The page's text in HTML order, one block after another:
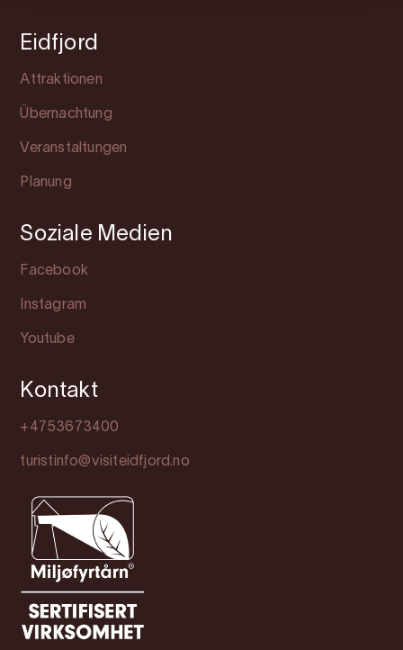
Eidfjord
Attraktionen
Übernachtung
Veranstaltungen
Planung
Soziale Medien
Facebook
Instagram
Youtube
Kontakt
+4753673400
turistinfo@visiteidfjord.no